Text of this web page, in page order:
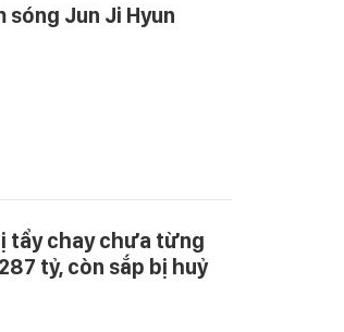
Jun Ji Hyun
tẩy chay chưa từng
tỷ, còn sắp bị huỷ